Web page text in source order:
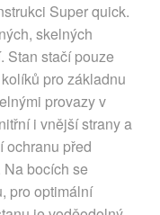
Super quick.
skelných
Stan stačí pouze
pro základnu
provazy v
i vnější strany a
ochranu před
bocích se
pro optimální